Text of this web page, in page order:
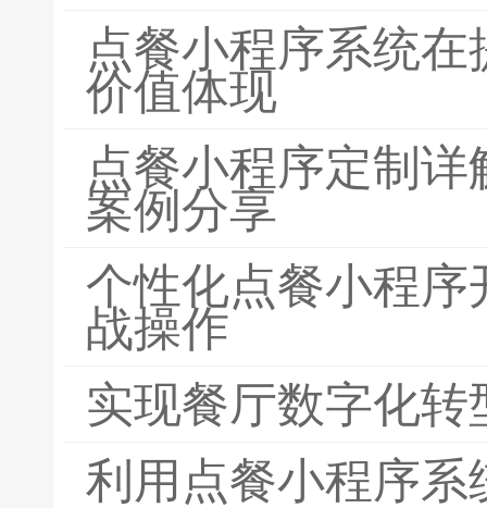
点餐小程序系统
价值体现
点餐小程序定制
案例分享
个性化点餐小程
战操作
实现餐厅数字化
利用点餐小程序